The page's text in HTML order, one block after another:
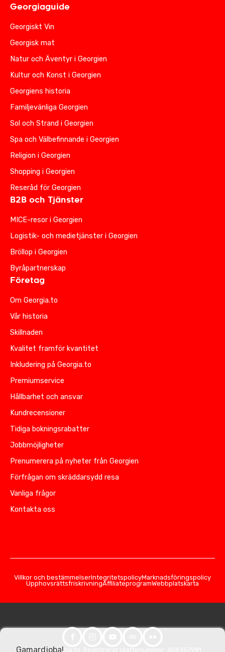
Georgiaguide
Georgiskt Vin
Georgisk mat
Natur och Äventyr i Georgien
Kultur och Konst i Georgien
Georgiens historia
Familjevänliga Georgien
Sol och Strand i Georgien
Spa och Välbefinnande i Georgien
Religion i Georgien
Shopping i Georgien
Reseråd för Georgien
B2B och Tjänster
MICE-resor i Georgien
Logistik- och medietjänster i Georgien
Bröllop i Georgien
Byråpartnerskap
Företag
Om Georgia.to
Vår historia
Skillnaden
Kvalitet framför kvantitet
Inkludering på Georgia.to
Premiumservice
Hållbarhet och ansvar
Kundrecensioner
Tidiga bokningsrabatter
Jobbmöjligheter
Prenumerera på nyheter från Georgien
Förfrågan om skräddarsydd resa
Vanliga frågor
Kontakta oss
Villkor och bestämmelserIntegritetspolicyMarknadsföringspolicy
UpphovsrättsfriskrivningAffiliateprogramWebbplatskarta
© 2026 Georgia.to. Registrerat skattenummer: 406357981
Gamardjoba!